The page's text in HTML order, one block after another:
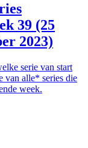
39 (25
2023)
serie van start
van alle* series die
week.